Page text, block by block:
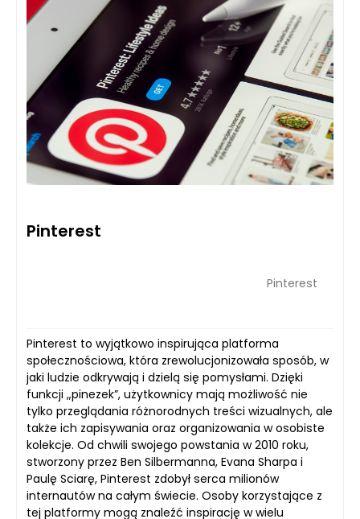
Pinterest
Pinterest
Pinterest to wyjątkowo inspirująca platforma
społecznościowa, która zrewolucjonizowała sposób, w
jaki ludzie odkrywają i dzielą się pomysłami. Dzięki
funkcji „pinezek”, użytkownicy mają możliwość nie
tylko przeglądania różnorodnych treści wizualnych, ale
także ich zapisywania oraz organizowania w osobiste
kolekcje. Od chwili swojego powstania w 2010 roku,
stworzony przez Ben Silbermanna, Evana Sharpa i
Paulę Sciarę, Pinterest zdobył serca milionów
internautów na całym świecie. Osoby korzystające z
tej platformy mogą znaleźć inspirację w wielu